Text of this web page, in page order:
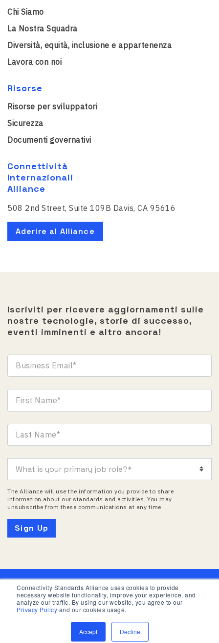
Connectivity Standards Alliance uses cookies to provide
necessary website functionality, improve your experience, and
analyze our traffic. By using our website, you agree to our
Privacy Policy and our cookies usage.
Accept Decline
Chi Siamo
La Nostra Squadra
Diversità, equità, inclusione e appartenenza
Lavora con noi
Risorse
Risorse per sviluppatori
Sicurezza
Documenti governativi
Connettività
Internazionali
Alliance
508 2nd Street, Suite 109B Davis, CA 95616
Aderire al Alliance
Iscriviti per ricevere aggiornamenti sulle
nostre tecnologie, storie di successo,
eventi imminenti e altro ancora!
The Alliance will use the information you provide to share
information about our standards and activities. You may
unsubscribe from these communications at any time.
Informativa privacy
Termini d’uso